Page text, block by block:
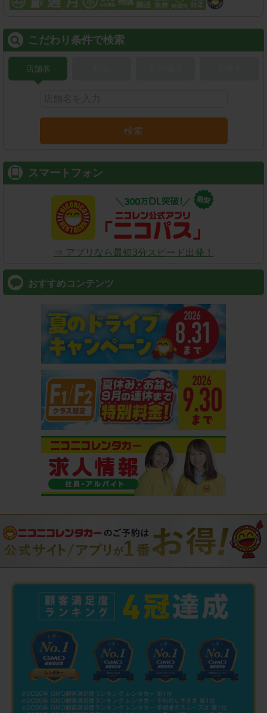
こだわり条件で検索
店舗名
検索
スマートフォン
⇒ アプリなら最短3分スピード出発！
おすすめコンテンツ